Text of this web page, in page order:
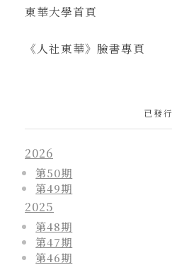
東華大學首頁
《人社東華》臉書專頁
已發行
2026
第50期
第49期
2025
第48期
第47期
第46期